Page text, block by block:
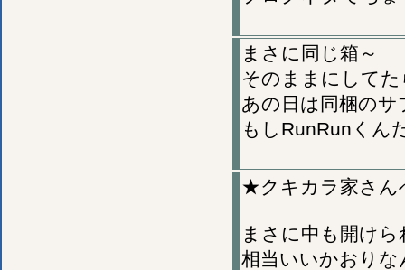
まさに同じ箱～
そのままにして
あの日は同梱の
もしRunRunくん
★クキカラ家さん
まさに中も開け
相当いいかおり